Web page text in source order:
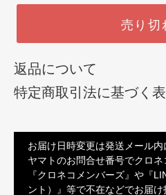
売り切
返品について
特定商取引法に基づく
お届け日時変更は発送メール
ヤマトのお問合せ番号でクロ
『クロネコメンバーズ』や『
ント）』等で不在などでお届け